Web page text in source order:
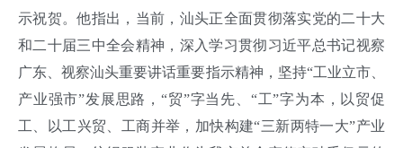
示祝贺。他指出，当前，汕头正全面贯彻落实党的二十大
和二十届三中全会精神，深入学习贯彻习近平总书记视察
广东、视察汕头重要讲话重要指示精神，坚持“工业立市、
产业强市”发展思路，“贸”字当先、“工”字为本，以贸促
工、以工兴贸、工商并举，加快构建“三新两特一大”产业